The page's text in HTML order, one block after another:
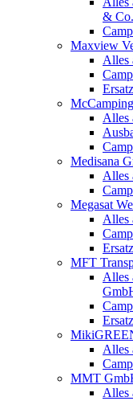
&
Maxview
Alles
McCamping
Alles
Medisana
Alles
Megasat
Alles
MFT
Alles
Alles
MMT
Alles